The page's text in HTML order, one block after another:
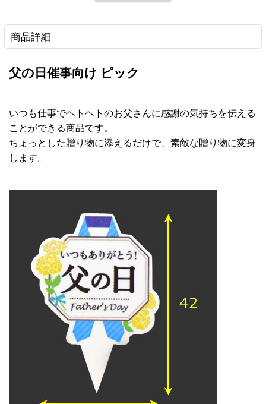
商品詳細
父の日催事向け ピック
いつも仕事でヘトヘトのお父さんに感謝の気持ちを伝える
ことができる商品です。
ちょっとした贈り物に添えるだけで、素敵な贈り物に変身
します。